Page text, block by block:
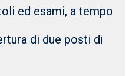
ed esami, a tempo
di due posti di